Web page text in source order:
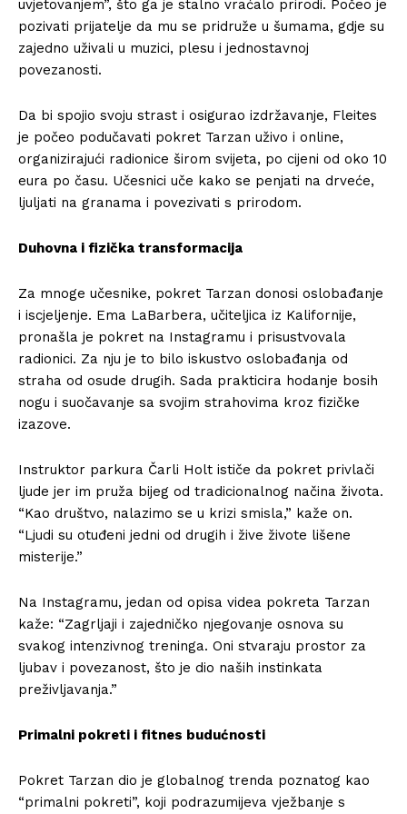
uvjetovanjem”, što ga je stalno vraćalo prirodi. Počeo je
pozivati prijatelje da mu se pridruže u šumama, gdje su
zajedno uživali u muzici, plesu i jednostavnoj
povezanosti.
Da bi spojio svoju strast i osigurao izdržavanje, Fleites
je počeo podučavati pokret Tarzan uživo i online,
organizirajući radionice širom svijeta, po cijeni od oko 10
eura po času. Učesnici uče kako se penjati na drveće,
ljuljati na granama i povezivati s prirodom.
Duhovna i fizička transformacija
Za mnoge učesnike, pokret Tarzan donosi oslobađanje
i iscjeljenje. Ema LaBarbera, učiteljica iz Kalifornije,
pronašla je pokret na Instagramu i prisustvovala
radionici. Za nju je to bilo iskustvo oslobađanja od
straha od osude drugih. Sada prakticira hodanje bosih
nogu i suočavanje sa svojim strahovima kroz fizičke
izazove.
Instruktor parkura Čarli Holt ističe da pokret privlači
ljude jer im pruža bijeg od tradicionalnog načina života.
“Kao društvo, nalazimo se u krizi smisla,” kaže on.
“Ljudi su otuđeni jedni od drugih i žive živote lišene
misterije.”
Na Instagramu, jedan od opisa videa pokreta Tarzan
kaže: “Zagrljaji i zajedničko njegovanje osnova su
svakog intenzivnog treninga. Oni stvaraju prostor za
ljubav i povezanost, što je dio naših instinkata
preživljavanja.”
Primalni pokreti i fitnes budućnosti
Pokret Tarzan dio je globalnog trenda poznatog kao
“primalni pokreti”, koji podrazumijeva vježbanje s